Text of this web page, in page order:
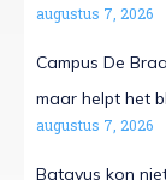
augustus 7, 2026
Campus De
maar helpt het
augustus 7, 2026
Batavus kon